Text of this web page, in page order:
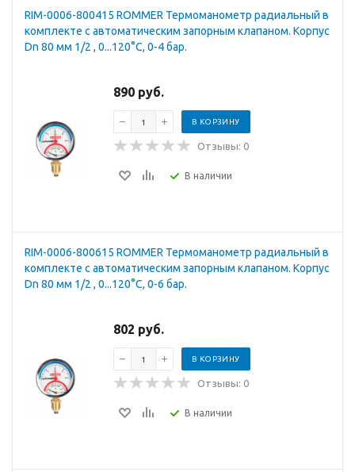
RIM-0006-800415 ROMMER Термоманометр радиальный в
комплекте с автоматическим запорным клапаном. Корпус
Dn 80 мм 1/2 , 0...120°C, 0-4 бар.
890 руб.
В КОРЗИНУ
Отзывы: 0
В наличии
RIM-0006-800615 ROMMER Термоманометр радиальный в
комплекте с автоматическим запорным клапаном. Корпус
Dn 80 мм 1/2 , 0...120°C, 0-6 бар.
802 руб.
В КОРЗИНУ
Отзывы: 0
В наличии